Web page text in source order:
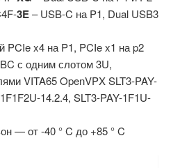
3E– USB-C на P1, Dual USB3
x4 на P1, PCIe x1 на p2
с одним слотом 3U,
VITA65 OpenVPX SLT3-PAY-
14.2.4, SLT3-PAY-1F1U-
— от -40 ° C до +85 ° C